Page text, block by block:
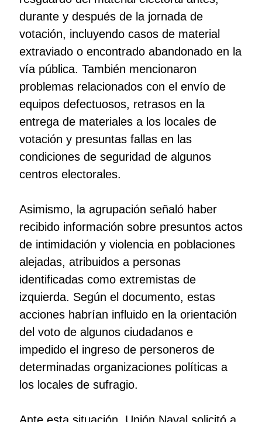
durante y después de la jornada de
votación, incluyendo casos de material
extraviado o encontrado abandonado en la
vía pública. También mencionaron
problemas relacionados con el envío de
equipos defectuosos, retrasos en la
entrega de materiales a los locales de
votación y presuntas fallas en las
condiciones de seguridad de algunos
centros electorales.
Asimismo, la agrupación señaló haber
recibido información sobre presuntos actos
de intimidación y violencia en poblaciones
alejadas, atribuidos a personas
identificadas como extremistas de
izquierda. Según el documento, estas
acciones habrían influido en la orientación
del voto de algunos ciudadanos e
impedido el ingreso de personeros de
determinadas organizaciones políticas a
los locales de sufragio.